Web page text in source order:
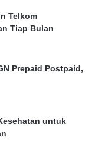
Telkom
Tiap Bulan
Prepaid Postpaid,
untuk